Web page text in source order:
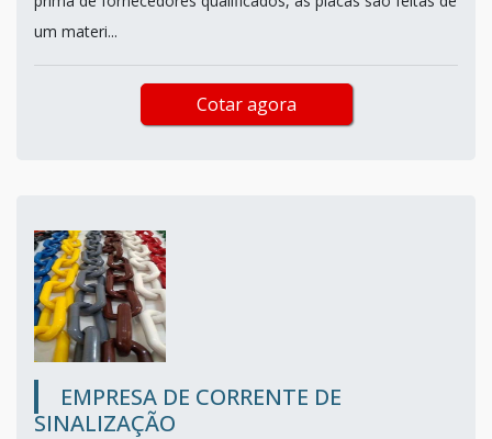
um materi...
Cotar agora
EMPRESA DE CORRENTE DE
SINALIZAÇÃO